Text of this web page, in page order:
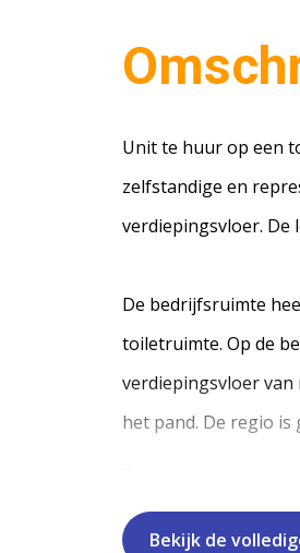
Unit te huur op een
zelfstandige en
verdiepingsvloer. De
De bedrijfsruimte
toiletruimte. Op de
verdiepingsvloer van
het pand. De regio
Bekijk de